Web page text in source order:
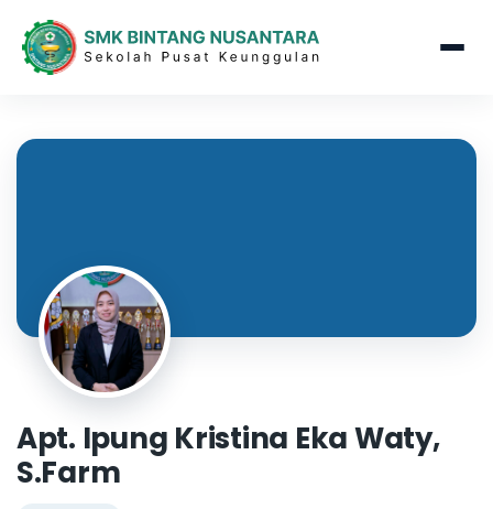
Apt. Ipung Kristina Eka Waty,
S.Farm